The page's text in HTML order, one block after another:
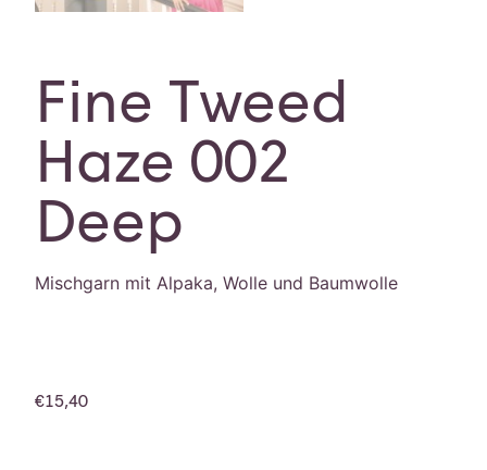
Fine Tweed
Haze 002
Deep
Mischgarn mit Alpaka, Wolle und Baumwolle
€15,40